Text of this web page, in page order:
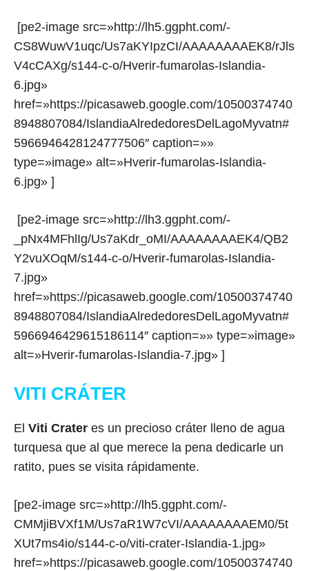
[pe2-image src=»http://lh5.ggpht.com/-
CS8WuwV1uqc/Us7aKYIpzCI/AAAAAAAAEK8/rJls
V4cCAXg/s144-c-o/Hverir-fumarolas-Islandia-
6.jpg»
href=»https://picasaweb.google.com/10500374740
8948807084/IslandiaAlrededoresDelLagoMyvatn#
5966946428124777506″ caption=»»
type=»image» alt=»Hverir-fumarolas-Islandia-
6.jpg» ]
[pe2-image src=»http://lh3.ggpht.com/-
_pNx4MFhlIg/Us7aKdr_oMI/AAAAAAAAEK4/QB2
Y2vuXOqM/s144-c-o/Hverir-fumarolas-Islandia-
7.jpg»
href=»https://picasaweb.google.com/10500374740
8948807084/IslandiaAlrededoresDelLagoMyvatn#
5966946429615186114″ caption=»» type=»image»
alt=»Hverir-fumarolas-Islandia-7.jpg» ]
VITI CRÁTER
El Viti Crater es un precioso cráter lleno de agua
turquesa que al que merece la pena dedicarle un
ratito, pues se visita rápidamente.
[pe2-image src=»http://lh5.ggpht.com/-
CMMjiBVXf1M/Us7aR1W7cVI/AAAAAAAAEM0/5t
XUt7ms4io/s144-c-o/viti-crater-Islandia-1.jpg»
href=»https://picasaweb.google.com/10500374740